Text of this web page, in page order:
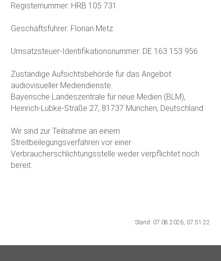
Registernummer: HRB 105 731
Geschäftsführer: Florian Metz
Umsatzsteuer-Identifikationsnummer: DE 163 153 956
Zuständige Aufsichtsbehörde für das Angebot
audiovisueller Mediendienste:
Bayerische Landeszentrale für neue Medien (BLM),
Heinrich-Lübke-Straße 27, 81737 München, Deutschland
Wir sind zur Teilnahme an einem
Streitbeilegungsverfahren vor einer
Verbraucherschlichtungsstelle weder verpflichtet noch
bereit.
Stand: 07.08.2026, 07:51:22